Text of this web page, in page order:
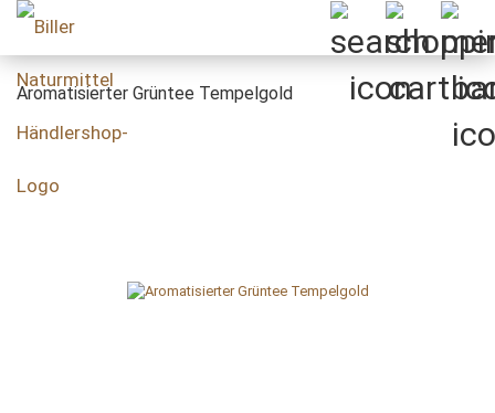
Aromatisierter Grüntee Tempelgold